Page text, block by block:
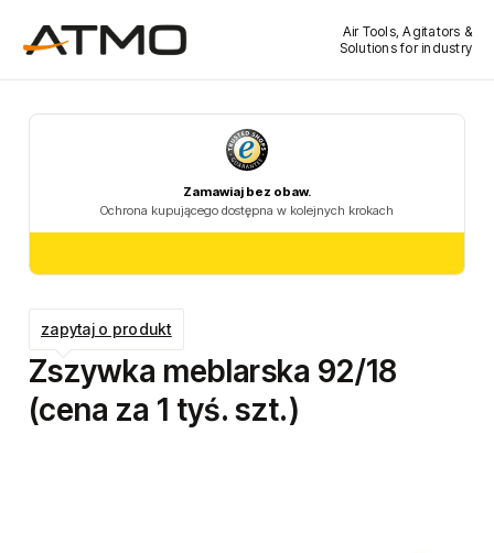
Air Tools, Agitators &
Solutions for industry
Zszywka meblarska 92/18
(cena za 1 tyś. szt.)
zapytaj o produkt